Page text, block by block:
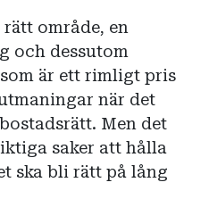
område, en
och dessutom
är ett rimligt pris
när det
Men det
saker att hålla
ska bli rätt på lång